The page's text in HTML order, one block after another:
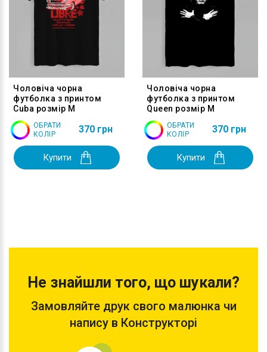
Чоловіча чорна
футболка з принтом
Cuba розмір M
ОБРАТИ
КОЛІР
370 грн
Купити
Чоловіча чорна
футболка з принтом
Queen розмір M
ОБРАТИ
КОЛІР
370 грн
Купити
Не знайшли того, що шукали?
Замовляйте друк свого малюнка чи
напису в Конструкторі